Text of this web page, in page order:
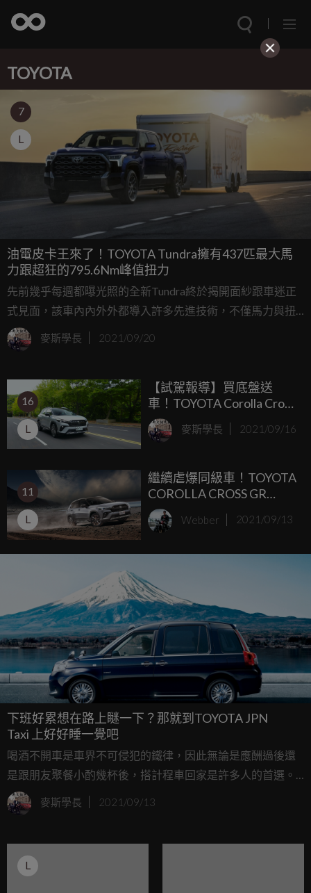
TOYOTA
7
L
油電皮卡王來了！TOYOTA Tundra擁有437匹最大馬
力跟超狂的795.6Nm峰值扭力
先前幾乎每週都曝光照的全新Tundra終於揭開面紗跟車迷正
式見面，該車內內外外都導入許多先進技術，不僅馬力與扭
力都爆發性成長外，內裝電控系統也有大幅度提升，堅強實
力將給美國皮卡王FORD極大壓力。
麥斯學長 2021/09/20
16
L
【試駕報導】買底盤送
車！TOYOTA Corolla Cross
GR Sport Hybrid能否繼續
封神?
麥斯學長 2021/09/16
11
L
繼續虐爆同級車！TOYOTA
COROLLA CROSS GR
SPORT 87.5萬元上市
Webber 2021/09/13
下班好累想在路上瞇一下？那就到TOYOTA JPN
Taxi 上好好睡一覺吧
喝酒不開車是車界不可侵犯的鐵律，因此無論是應酬過後還
是跟朋友聚餐小酌幾杯後，搭計程車回家是許多人的首選。
當酒氣正在走路程又不時搖搖晃晃，不少人會因此進入夢
鄉。如今日本計程車業者說要睡就到車上睡吧，因為他們推
麥斯學長 2021/09/13
L